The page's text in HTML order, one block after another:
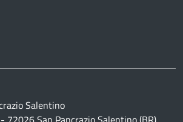
Salentino